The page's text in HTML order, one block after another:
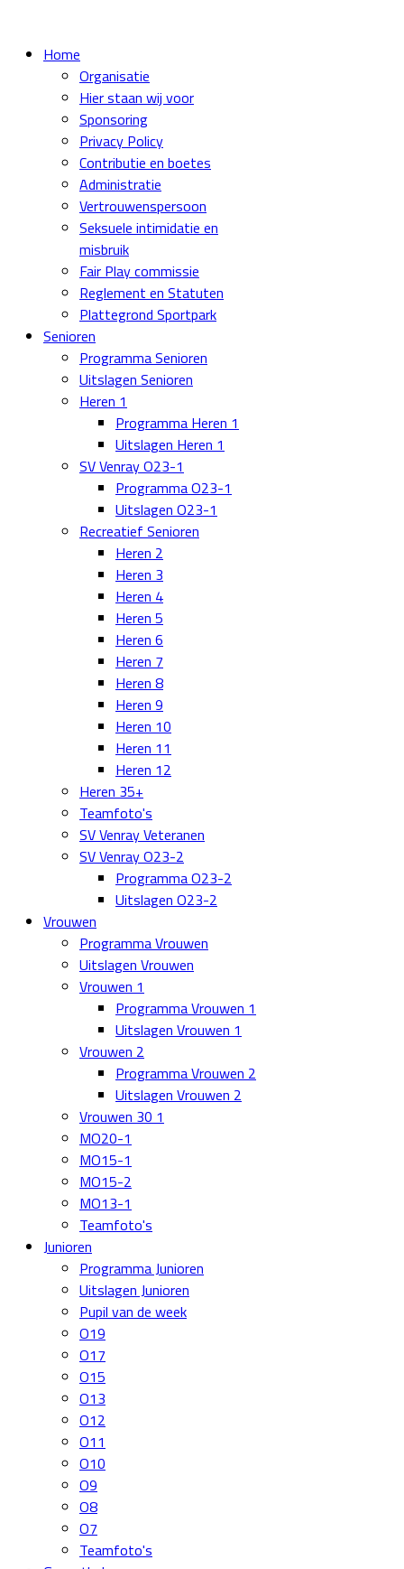
Home
Organisatie
Hier staan wij voor
Sponsoring
Privacy Policy
Contributie en boetes
Administratie
Vertrouwenspersoon
Seksuele intimidatie en
misbruik
Fair Play commissie
Reglement en Statuten
Plattegrond Sportpark
Senioren
Programma Senioren
Uitslagen Senioren
Heren 1
Programma Heren 1
Uitslagen Heren 1
SV Venray O23-1
Programma O23-1
Uitslagen O23-1
Recreatief Senioren
Heren 2
Heren 3
Heren 4
Heren 5
Heren 6
Heren 7
Heren 8
Heren 9
Heren 10
Heren 11
Heren 12
Heren 35+
Teamfoto's
SV Venray Veteranen
SV Venray O23-2
Programma O23-2
Uitslagen O23-2
Vrouwen
Programma Vrouwen
Uitslagen Vrouwen
Vrouwen 1
Programma Vrouwen 1
Uitslagen Vrouwen 1
Vrouwen 2
Programma Vrouwen 2
Uitslagen Vrouwen 2
Vrouwen 30 1
MO20-1
MO15-1
MO15-2
MO13-1
Teamfoto's
Junioren
Programma Junioren
Uitslagen Junioren
Pupil van de week
O19
O17
O15
O13
O12
O11
O10
O9
O8
O7
Teamfoto's